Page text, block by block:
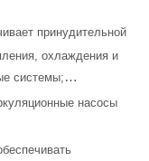
принудительной
охлаждения и
насосы
системы;